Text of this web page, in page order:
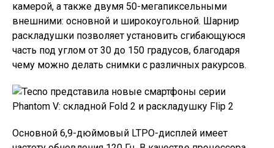
камерой, а также двумя 50-мегапиксельными
внешними: основной и широкоугольной. Шарнир
раскладушки позволяет установить сгибающуюся
часть под углом от 30 до 150 градусов, благодаря
чему можно делать снимки с различных ракурсов.
Основной 6,9-дюймовый LTPO-дисплей имеет